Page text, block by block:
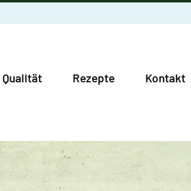
Qualität Rezepte Kontakt